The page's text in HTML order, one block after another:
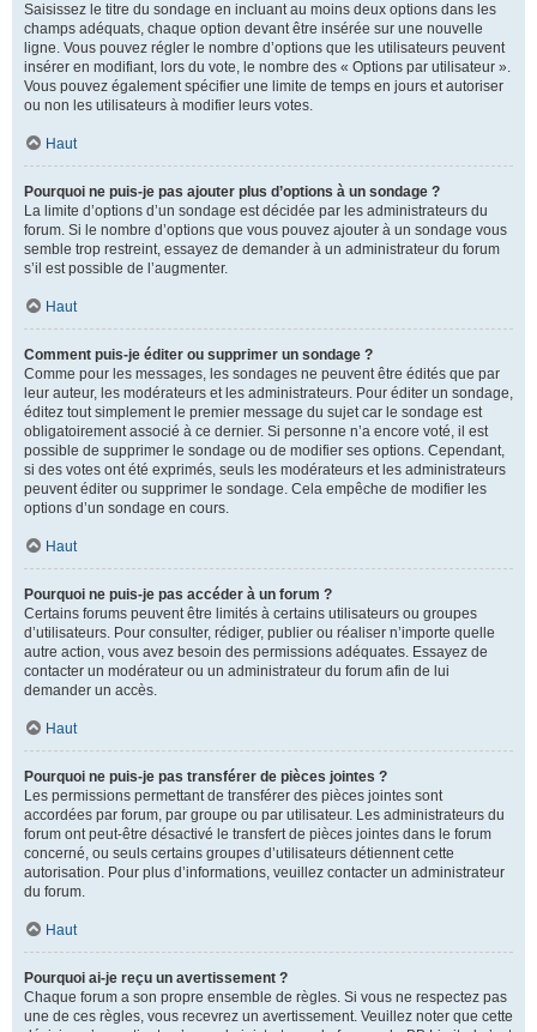
Saisissez le titre du sondage en incluant au moins deux options dans les
champs adéquats, chaque option devant être insérée sur une nouvelle
ligne. Vous pouvez régler le nombre d’options que les utilisateurs peuvent
insérer en modifiant, lors du vote, le nombre des « Options par utilisateur ».
Vous pouvez également spécifier une limite de temps en jours et autoriser
ou non les utilisateurs à modifier leurs votes.
Haut
Pourquoi ne puis-je pas ajouter plus d’options à un sondage ?
La limite d’options d’un sondage est décidée par les administrateurs du
forum. Si le nombre d’options que vous pouvez ajouter à un sondage vous
semble trop restreint, essayez de demander à un administrateur du forum
s’il est possible de l’augmenter.
Haut
Comment puis-je éditer ou supprimer un sondage ?
Comme pour les messages, les sondages ne peuvent être édités que par
leur auteur, les modérateurs et les administrateurs. Pour éditer un sondage,
éditez tout simplement le premier message du sujet car le sondage est
obligatoirement associé à ce dernier. Si personne n’a encore voté, il est
possible de supprimer le sondage ou de modifier ses options. Cependant,
si des votes ont été exprimés, seuls les modérateurs et les administrateurs
peuvent éditer ou supprimer le sondage. Cela empêche de modifier les
options d’un sondage en cours.
Haut
Pourquoi ne puis-je pas accéder à un forum ?
Certains forums peuvent être limités à certains utilisateurs ou groupes
d’utilisateurs. Pour consulter, rédiger, publier ou réaliser n’importe quelle
autre action, vous avez besoin des permissions adéquates. Essayez de
contacter un modérateur ou un administrateur du forum afin de lui
demander un accès.
Haut
Pourquoi ne puis-je pas transférer de pièces jointes ?
Les permissions permettant de transférer des pièces jointes sont
accordées par forum, par groupe ou par utilisateur. Les administrateurs du
forum ont peut-être désactivé le transfert de pièces jointes dans le forum
concerné, ou seuls certains groupes d’utilisateurs détiennent cette
autorisation. Pour plus d’informations, veuillez contacter un administrateur
du forum.
Haut
Pourquoi ai-je reçu un avertissement ?
Chaque forum a son propre ensemble de règles. Si vous ne respectez pas
une de ces règles, vous recevrez un avertissement. Veuillez noter que cette